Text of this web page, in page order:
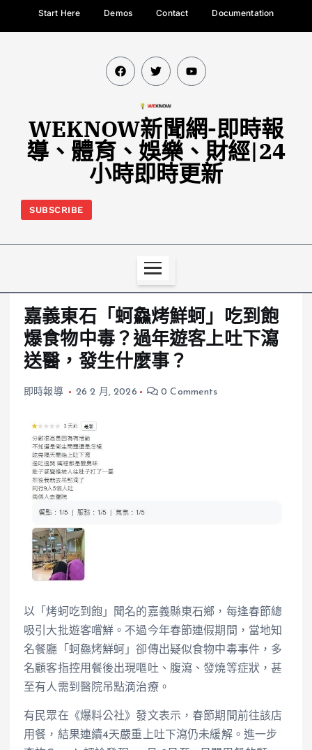
Start Here Demos Contact Documentation
WEKNOW新聞網-即時報
導、體育、娛樂、財經|24
小時即時更新
SUBSCRIBE
嘉義東石「蚵鱻烤鮮蚵」吃到飽
爆食物中毒？過年遊客上吐下瀉
送醫，發生什麼事？
即時報導 26 2 月, 2026 0 Comments
以「烤蚵吃到飽」聞名的嘉義縣東石鄉，每逢春節總
吸引大批遊客嚐鮮。不過今年春節連假期間，當地知
名餐廳「蚵鱻烤鮮蚵」卻傳出疑似食物中毒事件，多
名顧客指控用餐後出現嘔吐、腹瀉、發燒等症狀，甚
至有人需到醫院吊點滴治療。
有民眾在《爆料公社》發文表示，春節期間前往該店
用餐，結果連續4天嚴重上吐下瀉仍未緩解。進一步